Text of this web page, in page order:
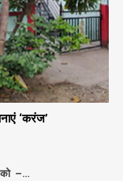
‘करंज’
को –…